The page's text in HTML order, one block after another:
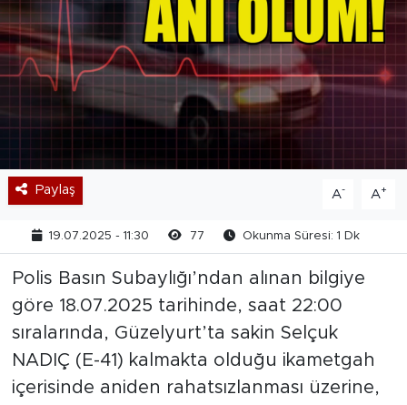
Paylaş A- A+
19.07.2025 - 11:30 77 Okunma Süresi: 1 Dk
Polis Basın Subaylığı’ndan alınan bilgiye
göre 18.07.2025 tarihinde, saat 22:00
sıralarında, Güzelyurt’ta sakin Selçuk
NADIÇ (E-41) kalmakta olduğu ikametgah
içerisinde aniden rahatsızlanması üzerine,